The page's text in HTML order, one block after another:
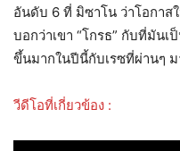
อันดับ 6 ที่ มิซาโน ว่าโอกาส
บอกว่าเขา “โกรธ” กับที่มันเ
ขึ้นมากในปีนี้กับเรซที่ผ่านๆ ม
วีดีโอที่เกี่ยวข้อง :